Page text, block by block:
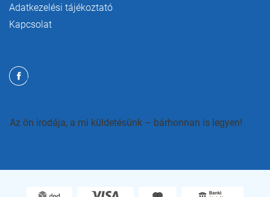
Adatkezelési tájékoztató
Kapcsolat
Az ön irodája, a mi küldetésünk – bárhonnan is legyen!